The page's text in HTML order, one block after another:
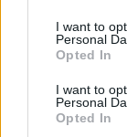
I want to
Personal
Opted In
I want to
Personal
Opted In
allergène
Utiliser
garantir
Le séchage